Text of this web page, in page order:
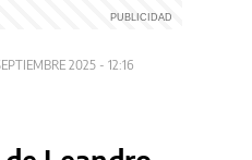
2025 - 12:16